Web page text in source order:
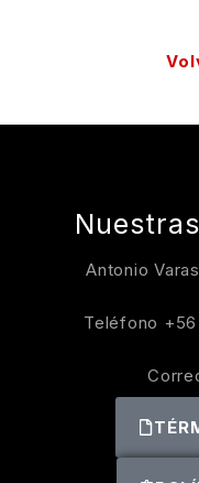
Antonio
Teléfono